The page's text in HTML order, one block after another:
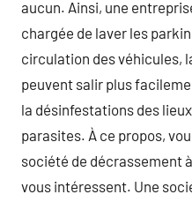
aucun. Ainsi, une
chargée de laver les
circulation des véhicules,
peuvent salir plus
la désinfestations des
parasites. À ce propos,
société de décrassement
vous intéressent. Une